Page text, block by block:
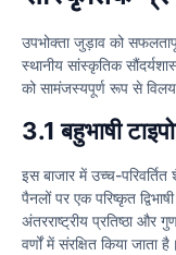
उपभोक्ता जुड़ाव को
स्थानीय सांस्कृतिक
को सामंजस्यपूर्ण रूप से विलय
3.1 बहुभाषी
इस बाजार में उच्च-
पैनलों पर एक परिष्कृत
अंतरराष्ट्रीय प्रतिष्ठा और
वर्णों में संरक्षित किया जाता